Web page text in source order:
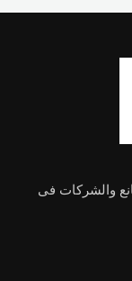
والشركات فى